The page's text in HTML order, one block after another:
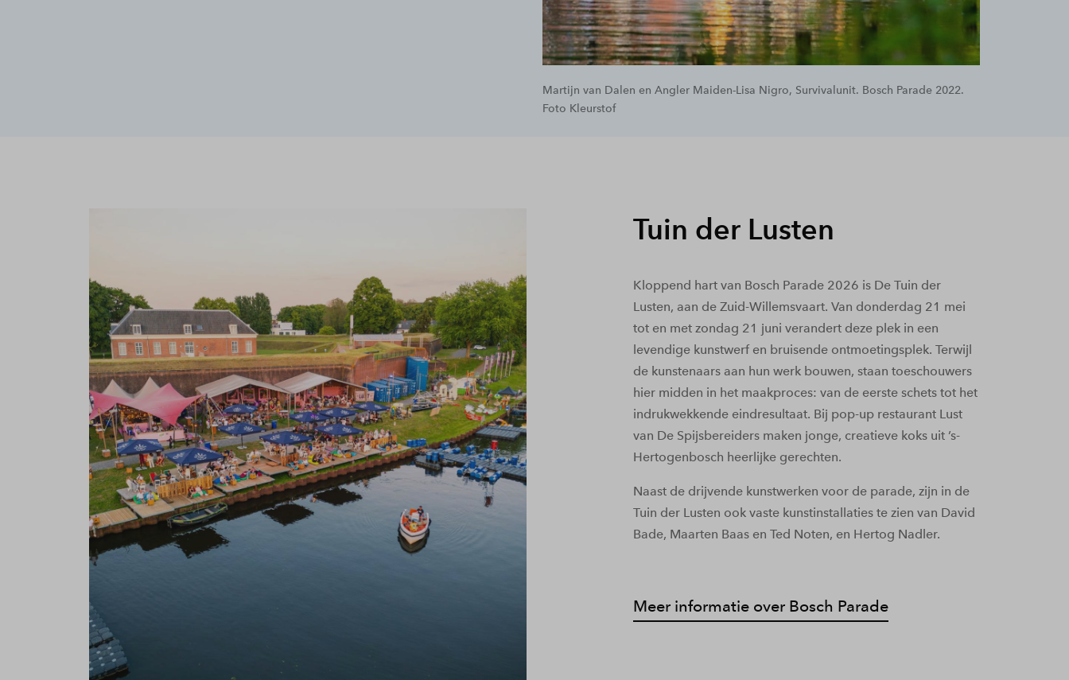
Martijn van Dalen en Angler Maiden-Lisa Nigro, Survivalunit. Bosch Parade 2022.
Foto Kleurstof
Tuin der Lusten
Kloppend hart van Bosch Parade 2026 is De Tuin der
Lusten, aan de Zuid-Willemsvaart. Van donderdag 21 mei
tot en met zondag 21 juni verandert deze plek in een
levendige kunstwerf en bruisende ontmoetingsplek. Terwijl
de kunstenaars aan hun werk bouwen, staan toeschouwers
hier midden in het maakproces: van de eerste schets tot het
indrukwekkende eindresultaat. Bij pop-up restaurant Lust
van De Spijsbereiders maken jonge, creatieve koks uit ’s-
Hertogenbosch heerlijke gerechten.
Naast de drijvende kunstwerken voor de parade, zijn in de
Tuin der Lusten ook vaste kunstinstallaties te zien van David
Bade, Maarten Baas en Ted Noten, en Hertog Nadler.
Meer informatie over Bosch Parade